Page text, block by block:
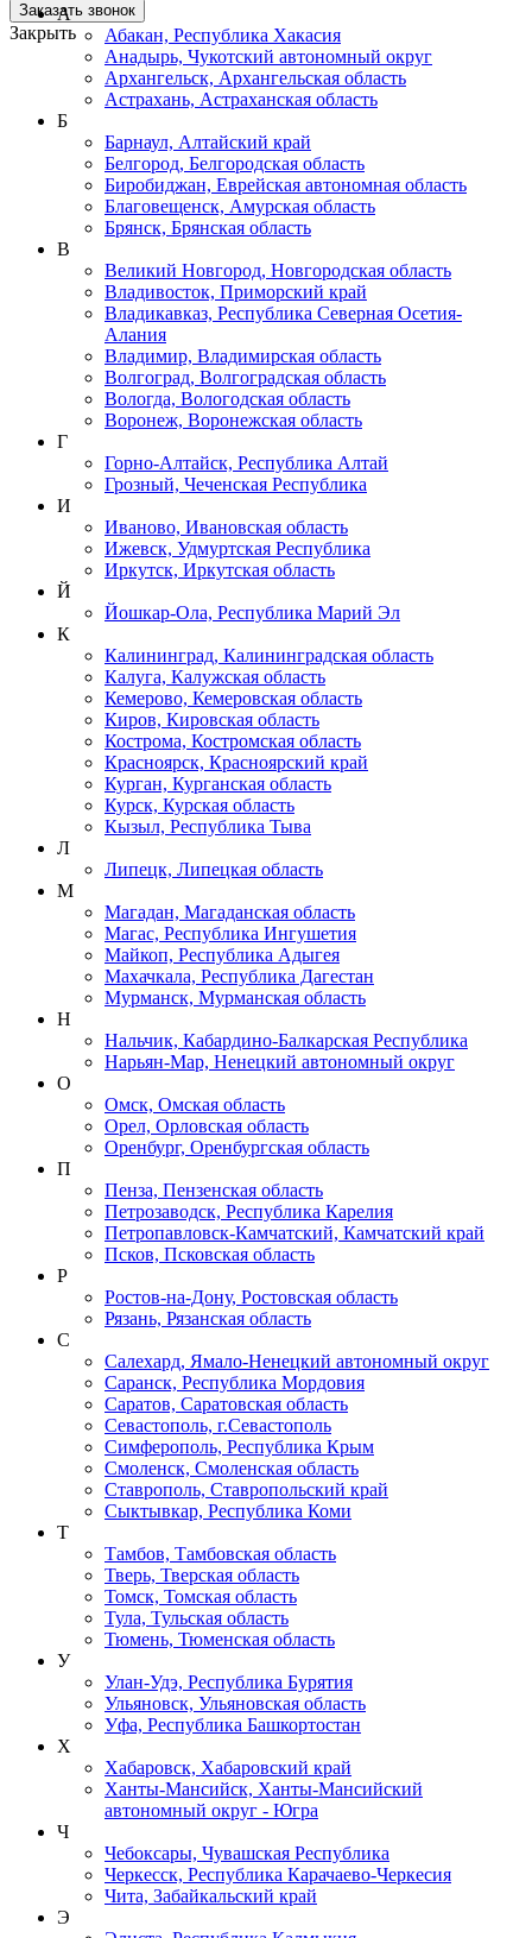
Заказать звонок
Закрыть
А
Абакан, Республика Хакасия
Анадырь, Чукотский автономный округ
Архангельск, Архангельская область
Астрахань, Астраханская область
Б
Барнаул, Алтайский край
Белгород, Белгородская область
Биробиджан, Еврейская автономная область
Благовещенск, Амурская область
Брянск, Брянская область
В
Великий Новгород, Новгородская область
Владивосток, Приморский край
Владикавказ, Республика Северная Осетия-
Алания
Владимир, Владимирская область
Волгоград, Волгоградская область
Вологда, Вологодская область
Воронеж, Воронежская область
Г
Горно-Алтайск, Республика Алтай
Грозный, Чеченская Республика
И
Иваново, Ивановская область
Ижевск, Удмуртская Республика
Иркутск, Иркутская область
Й
Йошкар-Ола, Республика Марий Эл
К
Калининград, Калининградская область
Калуга, Калужская область
Кемерово, Кемеровская область
Киров, Кировская область
Кострома, Костромская область
Красноярск, Красноярский край
Курган, Курганская область
Курск, Курская область
Кызыл, Республика Тыва
Л
Липецк, Липецкая область
М
Магадан, Магаданская область
Магас, Республика Ингушетия
Майкоп, Республика Адыгея
Махачкала, Республика Дагестан
Мурманск, Мурманская область
Н
Нальчик, Кабардино-Балкарская Республика
Нарьян-Мар, Ненецкий автономный округ
О
Омск, Омская область
Орел, Орловская область
Оренбург, Оренбургская область
П
Пенза, Пензенская область
Петрозаводск, Республика Карелия
Петропавловск-Камчатский, Камчатский край
Псков, Псковская область
Р
Ростов-на-Дону, Ростовская область
Рязань, Рязанская область
С
Салехард, Ямало-Ненецкий автономный округ
Саранск, Республика Мордовия
Саратов, Саратовская область
Севастополь, г.Севастополь
Симферополь, Республика Крым
Смоленск, Смоленская область
Ставрополь, Ставропольский край
Сыктывкар, Республика Коми
Т
Тамбов, Тамбовская область
Тверь, Тверская область
Томск, Томская область
Тула, Тульская область
Тюмень, Тюменская область
У
Улан-Удэ, Республика Бурятия
Ульяновск, Ульяновская область
Уфа, Республика Башкортостан
Х
Хабаровск, Хабаровский край
Ханты-Мансийск, Ханты-Мансийский
автономный округ - Югра
Ч
Чебоксары, Чувашская Республика
Черкесск, Республика Карачаево-Черкесия
Чита, Забайкальский край
Э